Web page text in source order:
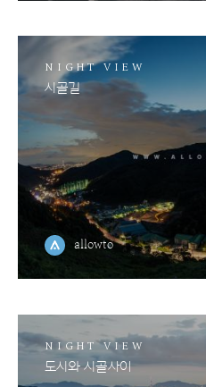
NIGHT VIEW
시골길
allowto
NIGHT VIEW
도시와 시골사이